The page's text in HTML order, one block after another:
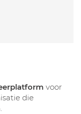
voor
die